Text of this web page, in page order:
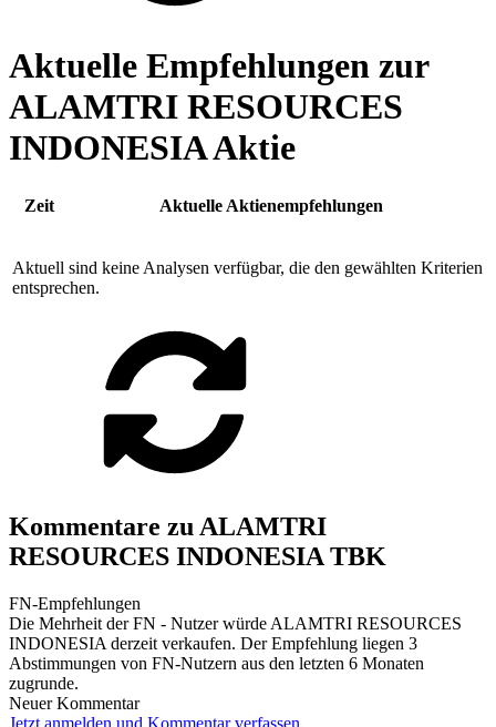
Aktuelle Empfehlungen zur
ALAMTRI RESOURCES
INDONESIA Aktie
Zeit Aktuelle Aktienempfehlungen
Aktuell sind keine Analysen verfügbar, die den gewählten Kriterien
entsprechen.
Kommentare zu ALAMTRI
RESOURCES INDONESIA TBK
FN-Empfehlungen
Die Mehrheit der FN - Nutzer würde ALAMTRI RESOURCES
INDONESIA derzeit verkaufen. Der Empfehlung liegen 3
Abstimmungen von FN-Nutzern aus den letzten 6 Monaten
zugrunde.
Neuer Kommentar
Jetzt anmelden und Kommentar verfassen.